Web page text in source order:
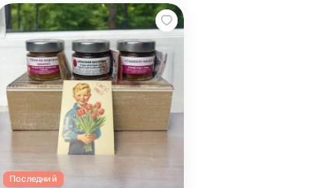
Последний